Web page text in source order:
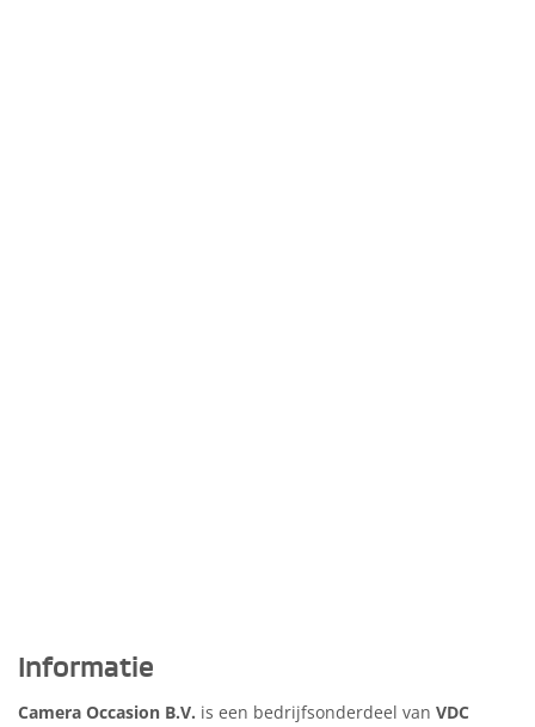
Informatie
Camera Occasion B.V. is een bedrijfsonderdeel van VDC